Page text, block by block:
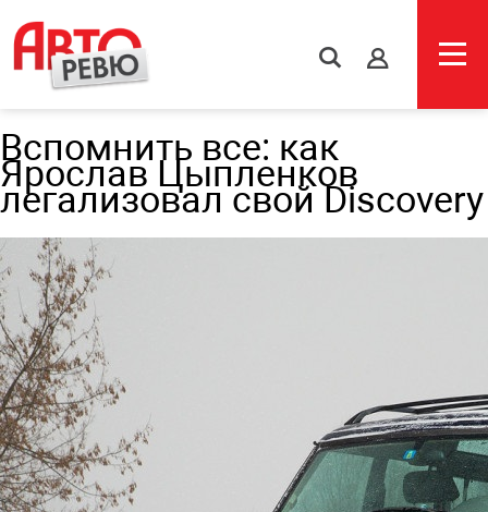
s
Вспомнить все: как
Ярослав Цыпленков
легализовал свой Discovery